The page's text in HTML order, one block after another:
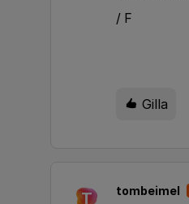
/ F
Gilla
T tombeimel